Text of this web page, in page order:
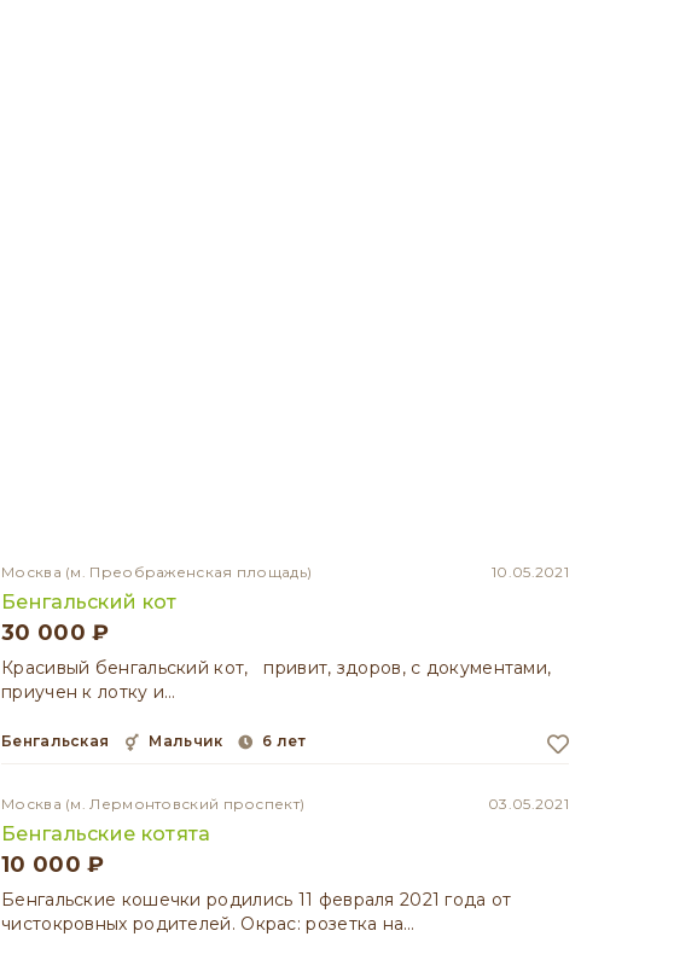
Москва (м. Преображенская площадь) 10.05.2021
Бенгальский кот
30 000 ₽
Красивый бенгальский кот, привит, здоров, с документами,
приучен к лотку и…
Бенгальская мальчик 6 лет
Москва (м. Лермонтовский проспект) 03.05.2021
Бенгальские котята
10 000 ₽
Бенгальские кошечки родились 11 февраля 2021 года от
чистокровных родителей. Окрас: розетка на…